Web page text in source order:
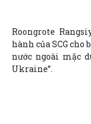
Roongrote
hành của SCG cho
nước ngoài mặc
Ukraine”.